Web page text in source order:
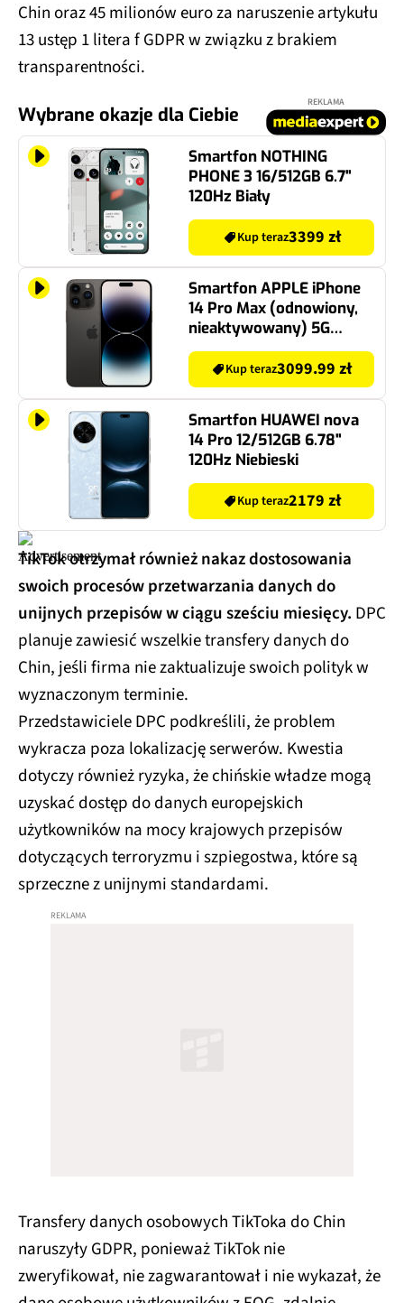
Chin oraz 45 milionów euro za naruszenie artykułu
13 ustęp 1 litera f GDPR w związku z brakiem
transparentności.
Wybrane okazje dla Ciebie
REKLAMA
Smartfon NOTHING
PHONE 3 16/512GB 6.7"
120Hz Biały
Kup teraz3399 zł
Smartfon APPLE iPhone
14 Pro Max (odnowiony,
nieaktywowany) 5G
128GB 6.7'' 120Hz
Gwiezdna czerń (CPO) 2x
eSIM
Kup teraz3099.99 zł
Smartfon HUAWEI nova
14 Pro 12/512GB 6.78"
120Hz Niebieski
Kup teraz2179 zł
TikTok otrzymał również nakaz dostosowania
swoich procesów przetwarzania danych do
unijnych przepisów w ciągu sześciu miesięcy. DPC
planuje zawiesić wszelkie transfery danych do
Chin, jeśli firma nie zaktualizuje swoich polityk w
wyznaczonym terminie.
Przedstawiciele DPC podkreślili, że problem
wykracza poza lokalizację serwerów. Kwestia
dotyczy również ryzyka, że chińskie władze mogą
uzyskać dostęp do danych europejskich
użytkowników na mocy krajowych przepisów
dotyczących terroryzmu i szpiegostwa, które są
sprzeczne z unijnymi standardami.
Transfery danych osobowych TikToka do Chin
naruszyły GDPR, ponieważ TikTok nie
zweryfikował, nie zagwarantował i nie wykazał, że